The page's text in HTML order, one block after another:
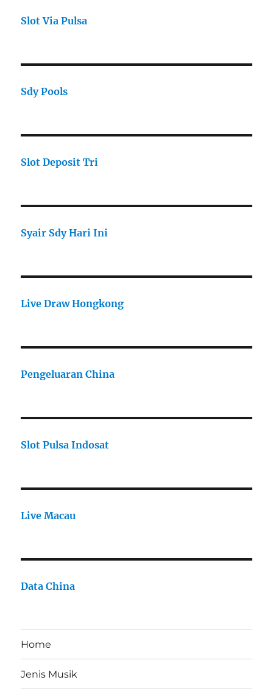
Slot Via Pulsa
Sdy Pools
Slot Deposit Tri
Syair Sdy Hari Ini
Live Draw Hongkong
Pengeluaran China
Slot Pulsa Indosat
Live Macau
Data China
Home
Jenis Musik